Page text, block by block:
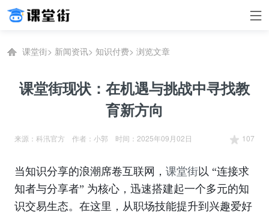
课堂街> 新闻资讯> 知识付费> 浏览文章
课堂街现状：在机遇与挑战中寻找教
育新方向
107
来源：科汛官方 作者：小郭 时间：2025年09月02日
当知识分享的浪潮席卷互联网， 课堂街以 “连接求
知者与分享者” 为核心，迅速搭建起一个多元的知
识交易生态。在这里，从职场技能提升到兴趣爱好